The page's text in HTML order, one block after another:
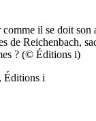
il se doit
de Reichenbach,
? (© Éditions i)
Éditions i